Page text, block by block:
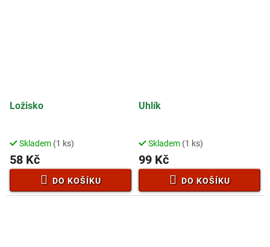
Ložisko
Skladem (1 ks)
58 Kč
DO KOŠÍKU
Uhlík
Skladem (1 ks)
99 Kč
DO KOŠÍKU